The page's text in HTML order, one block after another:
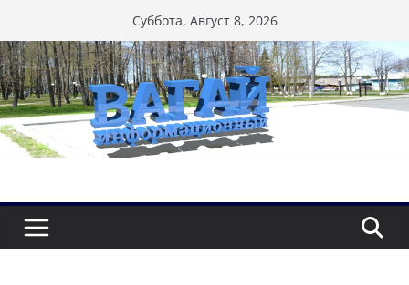
к
содержимому
Суббота, Август 8, 2026